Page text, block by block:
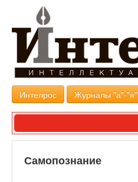
Интелрос Журналы "а"-"я"
Самопознание